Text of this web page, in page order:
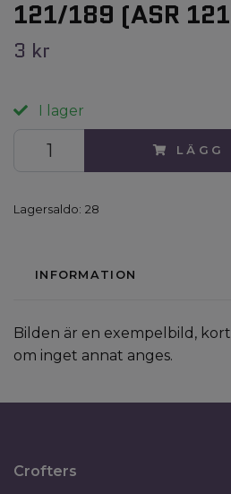
121/189 (ASR
3 kr
I lager
LÄGG
Lagersaldo: 28
INFORMATION
Bilden är en exempelbild,
om inget annat anges.
Crofters